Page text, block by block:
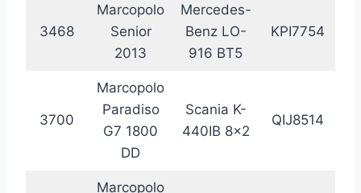
3468
Marcopolo
Senior
2013
Mercedes-
Benz LO-
916 BT5
KPI7754
3700
Marcopolo
Paradiso
G7 1800
DD
Scania K-
440IB 8×2
QIJ8514
Marcopolo